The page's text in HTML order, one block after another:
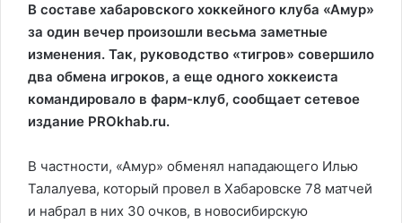
В составе хабаровского хоккейного клуба «Амур»
за один вечер произошли весьма заметные
изменения. Так, руководство «тигров» совершило
два обмена игроков, а еще одного хоккеиста
командировало в фарм-клуб, сообщает сетевое
издание PROkhab.ru.
В частности, «Амур» обменял нападающего Илью
Талалуева, который провел в Хабаровске 78 матчей
и набрал в них 30 очков, в новосибирскую